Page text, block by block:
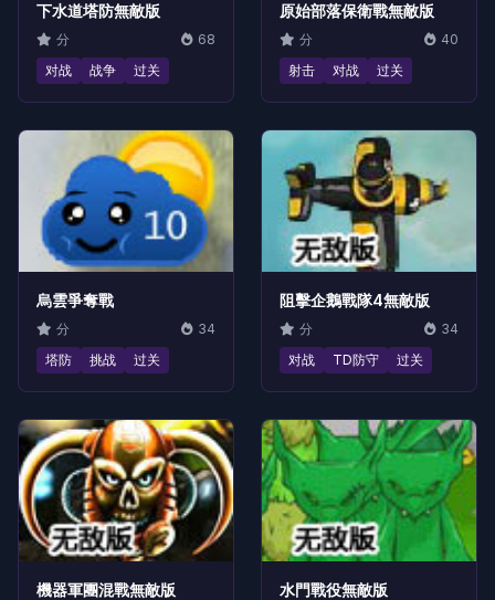
下水道塔防無敵版
分
68
对战
战争 过关
原始部落保衛戰無敵版
分
40
射击
对战 过关
烏雲爭奪戰
分
34
塔防
挑战 过关
阻擊企鵝戰隊4無敵版
分
34
对战
TD防守 过关
機器軍團混戰無敵版 水門戰役無敵版